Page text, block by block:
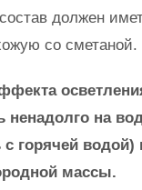
должен
со сметаной.
ненадолго на
с горячей
массы.